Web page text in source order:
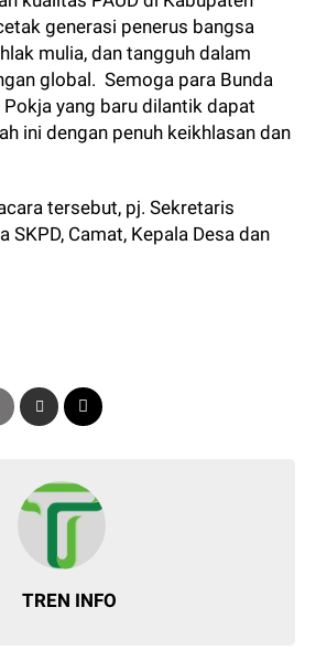
generasi penerus bangsa
mulia, dan tangguh dalam
global. Semoga para Bunda
Pokja yang baru dilantik dapat
ini dengan penuh keikhlasan dan
tersebut, pj. Sekretaris
SKPD, Camat, Kepala Desa dan
TREN INFO